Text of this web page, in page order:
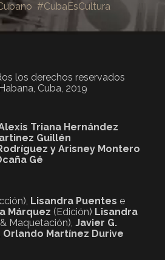
#CubaEsCultura
los derechos reservados
Cuba, 2019
Triana Hernández
Guillén
y Arisney Montero
Gé
Lisandra Puentes e
Márquez (Edición) Lisandra
Maquetación),Javier G.
Orlando Martínez Durive